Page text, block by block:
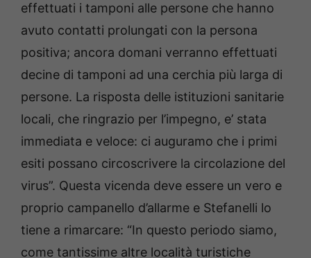
effettuati i tamponi alle persone che hanno
avuto contatti prolungati con la persona
positiva; ancora domani verranno effettuati
decine di tamponi ad una cerchia più larga di
persone. La risposta delle istituzioni sanitarie
locali, che ringrazio per l’impegno, e’ stata
immediata e veloce: ci auguramo che i primi
esiti possano circoscrivere la circolazione del
virus”. Questa vicenda deve essere un vero e
proprio campanello d’allarme e Stefanelli lo
tiene a rimarcare: “In questo periodo siamo,
come tantissime altre località turistiche